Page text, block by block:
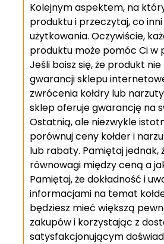
Kolejnym aspektem, na
produktu i przeczytaj, co
użytkowania. Oczywiście,
produktu może pomóc Ci w
Jeśli boisz się, że produkt
gwarancji sklepu
zwrócenia kołdry lub
sklep oferuje gwarancję na
Ostatnią, ale niezwykle
porównuj ceny kołder i
lub rabaty. Pamiętaj jednak,
równowagi między ceną a
Pamiętaj, że dokładność i
informacjami na temat
będziesz mieć większą
zakupów i korzystając z
satysfakcjonującym